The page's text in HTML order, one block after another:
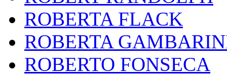
ROBERTA FLACK
ROBERTA
ROBERTO FONSECA